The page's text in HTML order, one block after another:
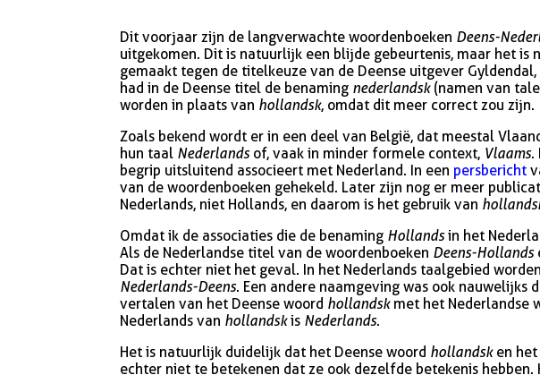
Dit voorjaar zijn de langverwachte woordenboeken Deens-
uitgekomen. Dit is natuurlijk een blijde gebeurtenis, maar het is
gemaakt tegen de titelkeuze van de Deense uitgever Gyldendal,
had in de Deense titel de benaming nederlandsk(namen van
worden in plaats van hollandsk, omdat dit meer correct zou zijn.
Zoals bekend wordt er in een deel van België, dat meestal
hun taal Nederlandsof, vaak in minder formele context, Vlaams.
begrip uitsluitend associeert met Nederland. In een persbericht
van de woordenboeken gehekeld. Later zijn nog er meer
Nederlands, niet Hollands, en daarom is het gebruik van
Omdat ik de associaties die de benaming Hollandsin het
Als de Nederlandse titel van de woordenboeken Deens-Hollands
Dat is echter niet het geval. In het Nederlands taalgebied
Nederlands-Deens. Een andere naamgeving was ook nauwelijks
vertalen van het Deense woord hollandskmet het Nederlandse
Nederlands van hollandskis Nederlands.
Het is natuurlijk duidelijk dat het Deense woord hollandsken het
echter niet te betekenen dat ze ook dezelfde betekenis hebben.